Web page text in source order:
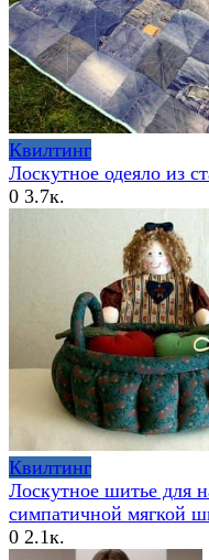
Квилтинг
Лоскутное одеяло из
0 3.7к.
Квилтинг
Лоскутное шитье для
симпатичной мягкой
0 2.1к.